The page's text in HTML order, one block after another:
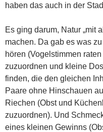
haben das auch in der
Es ging darum, Natur „mit
machen. Da gab es was
hören (Vogelstimmen
zuzuordnen und kleine
finden, die den gleichen
Paare ohne Hinschauen
Riechen (Obst und
zuzuordnen). Und
eines kleinen Gewinns